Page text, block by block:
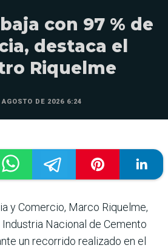
con 97 % de
destaca el
Riquelme
AGOSTO DE 2026 6:24
y Comercio, Marco Riquelme,
Nacional de Cemento
un recorrido realizado en el